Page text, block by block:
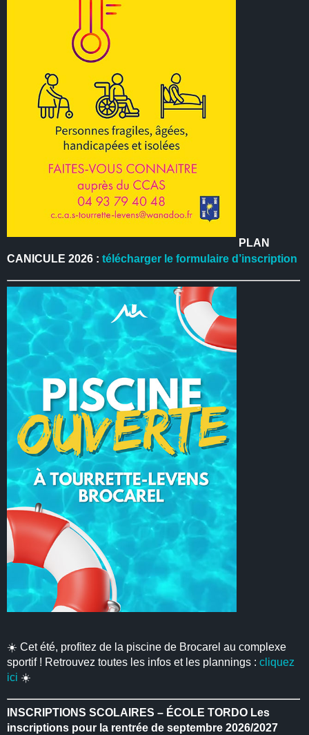
PLAN
CANICULE 2026 :télécharger le formulaire d’inscription
☀️ Cet été, profitez de la piscine de Brocarel au complexe
sportif ! Retrouvez toutes les infos et les plannings :cliquez
ici ☀️
INSCRIPTIONS SCOLAIRES – ÉCOLE TORDO Les
inscriptions pour la rentrée de septembre 2026/2027